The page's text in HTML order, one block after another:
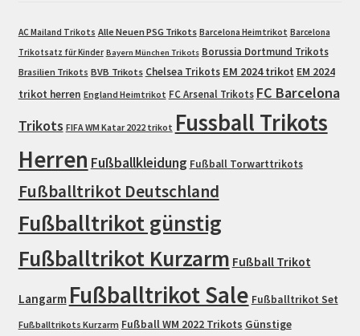
AC Mailand Trikots Alle Neuen PSG Trikots Barcelona Heimtrikot Barcelona
Trikotsatz für Kinder Bayern München Trikots Borussia Dortmund Trikots
Brasilien Trikots BVB Trikots Chelsea Trikots EM 2024 trikot EM 2024
trikot herren England Heimtrikot FC Arsenal Trikots FC Barcelona
Trikots FIFA WM Katar 2022 trikot Fussball Trikots
Herren Fußballkleidung Fußball Torwarttrikots
Fußballtrikot Deutschland
Fußballtrikot günstig
Fußballtrikot Kurzarm Fußball Trikot
Langarm Fußballtrikot Sale Fußballtrikot Set
Fußballtrikots Kurzarm Fußball WM 2022 Trikots Günstige